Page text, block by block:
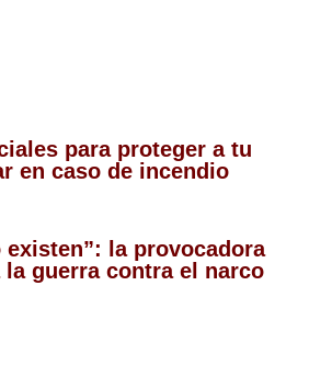
para proteger a tu
en caso de incendio
existen”: la provocadora
la guerra contra el narco